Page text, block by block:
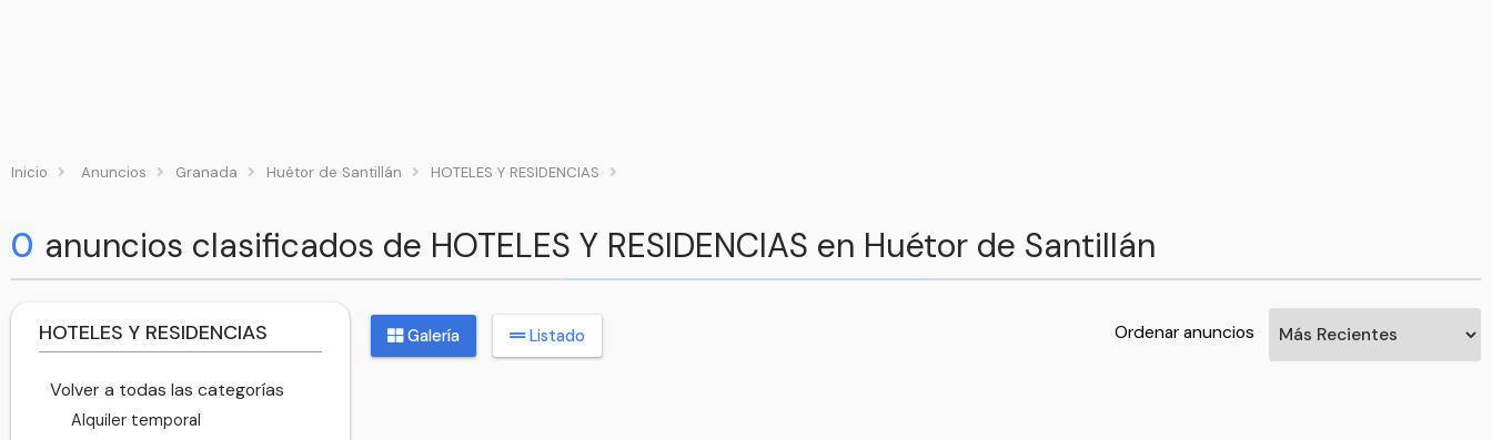
Inicio Anuncios Granada Huétor de Santillán HOTELES Y RESIDENCIAS
0 anuncios clasificados de HOTELES Y RESIDENCIAS en Huétor de Santillán
HOTELES Y RESIDENCIAS
Volver a todas las categorías
Alquiler temporal
Galería Listado Ordenar anuncios